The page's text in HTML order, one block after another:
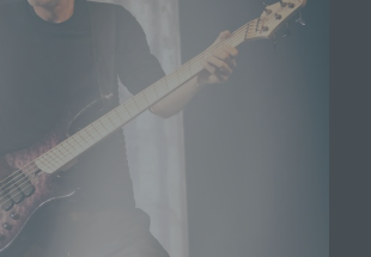
gelegt hat, über ein Cookie.
Person kann die Setzung von
unsere Internetseite jederzeit
Einstellung des
verhindern und damit
Cookies dauerhaft
Ferner können bereits gesetzte
über einen Internetbrowser oder
gelöscht werden. Dies
Internetbrowsern möglich.